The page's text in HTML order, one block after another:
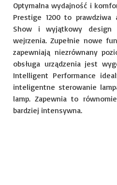
Optymalna wydajność i
Prestige 1200 to prawdziwa
Show i wyjątkowy design
wejrzenia. Zupełnie nowe
zapewniają niezrównany
obsługa urządzenia jest
Intelligent Performance
inteligentne sterowanie
lamp. Zapewnia to
bardziej intensywna.